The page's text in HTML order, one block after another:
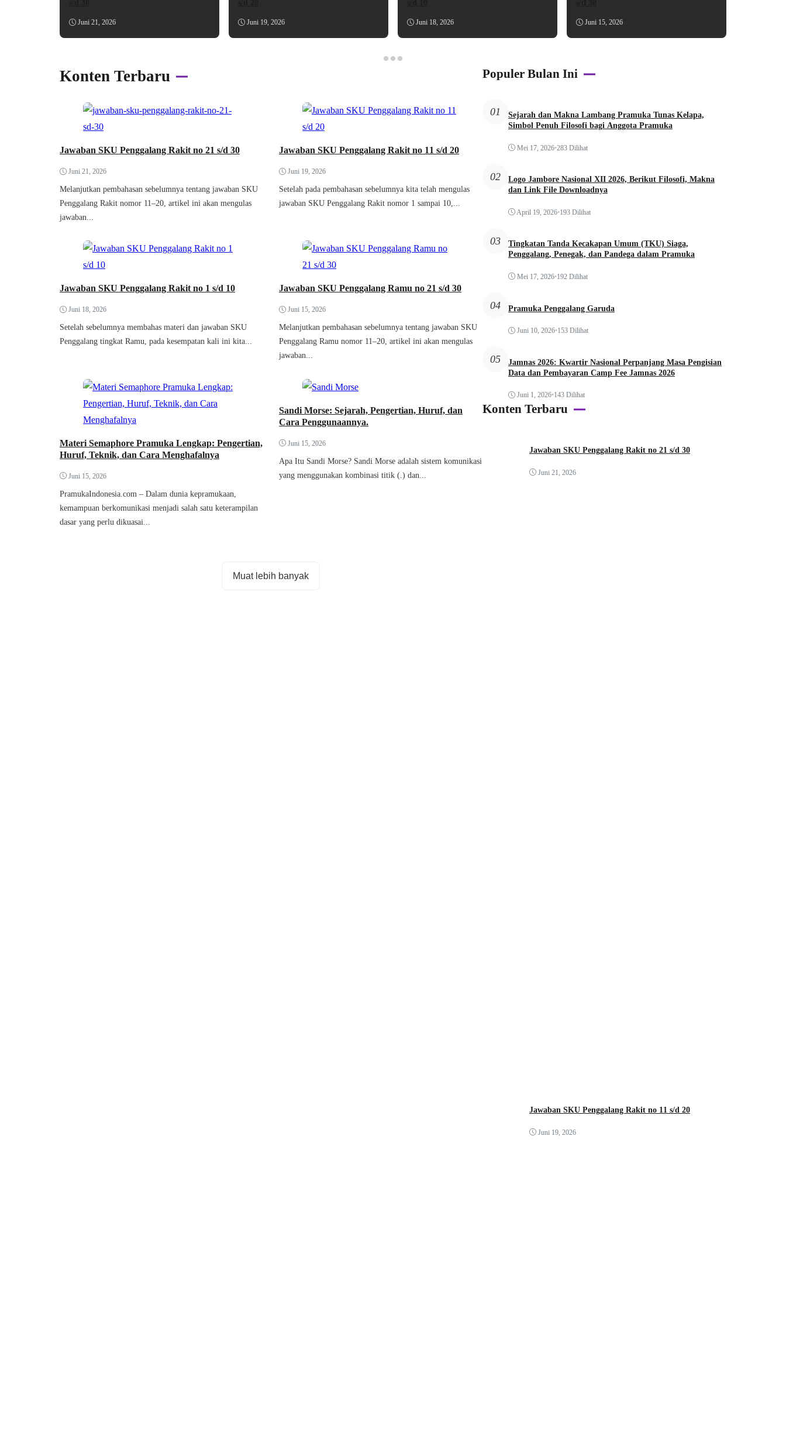
Juni 21, 2026 Juni 19, 2026 Juni 18, 2026 Juni 15, 2026
Konten Terbaru
Jawaban SKU Penggalang Rakit no 21 s/d 30
Juni 21, 2026
Melanjutkan pembahasan sebelumnya tentang jawaban SKU
Penggalang Rakit nomor 11–20, artikel ini akan mengulas
jawaban...
Jawaban SKU Penggalang Rakit no 11 s/d 20
Juni 19, 2026
Setelah pada pembahasan sebelumnya kita telah mengulas
jawaban SKU Penggalang Rakit nomor 1 sampai 10,...
Jawaban SKU Penggalang Rakit no 1 s/d 10
Juni 18, 2026
Setelah sebelumnya membahas materi dan jawaban SKU
Penggalang tingkat Ramu, pada kesempatan kali ini kita...
Jawaban SKU Penggalang Ramu no 21 s/d 30
Juni 15, 2026
Melanjutkan pembahasan sebelumnya tentang jawaban SKU
Penggalang Ramu nomor 11–20, artikel ini akan mengulas
jawaban...
Materi Semaphore Pramuka Lengkap: Pengertian,
Huruf, Teknik, dan Cara Menghafalnya
Juni 15, 2026
PramukaIndonesia.com – Dalam dunia kepramukaan,
kemampuan berkomunikasi menjadi salah satu keterampilan
dasar yang perlu dikuasai...
Sandi Morse: Sejarah, Pengertian, Huruf, dan
Cara Penggunaannya.
Juni 15, 2026
Apa Itu Sandi Morse? Sandi Morse adalah sistem komunikasi
yang menggunakan kombinasi titik (.) dan...
Muat lebih banyak
Populer Bulan Ini
01
Sejarah dan Makna Lambang Pramuka Tunas Kelapa,
Simbol Penuh Filosofi bagi Anggota Pramuka
Mei 17, 2026•283 Dilihat
02
Logo Jambore Nasional XII 2026, Berikut Filosofi, Makna
dan Link File Downloadnya
April 19, 2026•193 Dilihat
03
Tingkatan Tanda Kecakapan Umum (TKU) Siaga,
Penggalang, Penegak, dan Pandega dalam Pramuka
Mei 17, 2026•192 Dilihat
04 Pramuka Penggalang Garuda
Juni 10, 2026•153 Dilihat
05
Jamnas 2026: Kwartir Nasional Perpanjang Masa Pengisian
Data dan Pembayaran Camp Fee Jamnas 2026
Juni 1, 2026•143 Dilihat
Konten Terbaru
Jawaban SKU Penggalang Rakit no 21 s/d 30
Juni 21, 2026
Jawaban SKU Penggalang Rakit no 11 s/d 20
Juni 19, 2026